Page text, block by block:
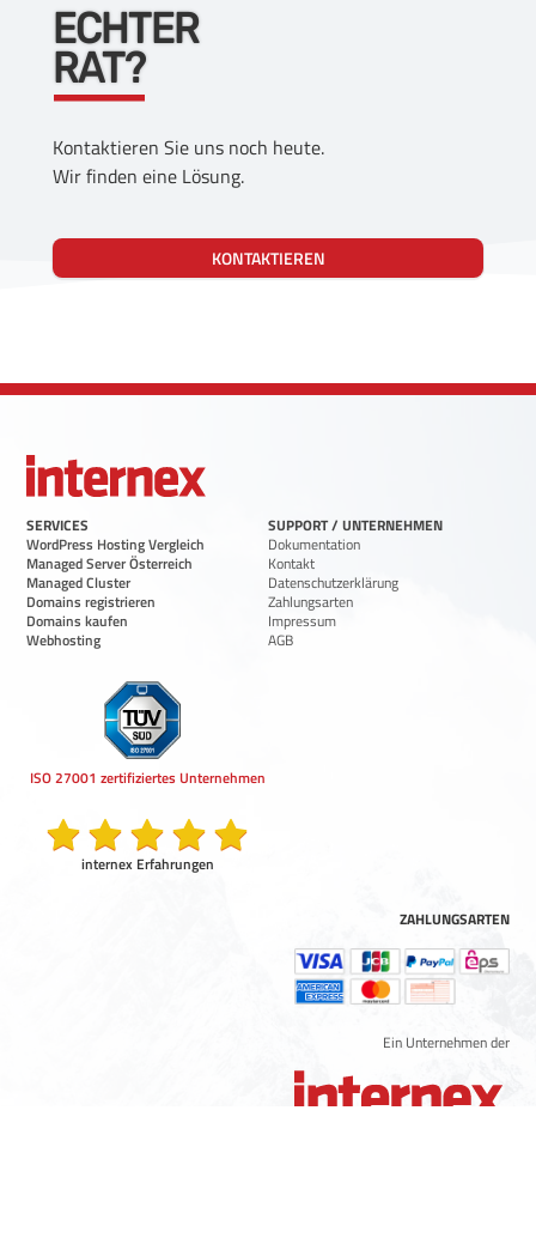
ECHTER
RAT?
Kontaktieren Sie uns noch heute.
Wir finden eine Lösung.
KONTAKTIEREN
SERVICES
WordPress Hosting Vergleich
Managed Server Österreich
Managed Cluster
Domains registrieren
Domains kaufen
Webhosting
SUPPORT / UNTERNEHMEN
Dokumentation
Kontakt
Datenschutzerklärung
Zahlungsarten
Impressum
AGB
ISO 27001 zertifiziertes Unternehmen
internex Erfahrungen
ZAHLUNGSARTEN
Ein Unternehmen der